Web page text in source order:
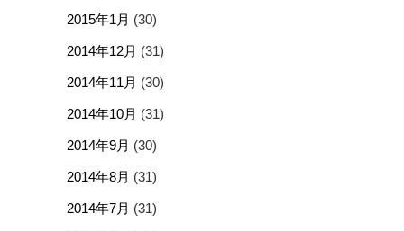
2015年1月 (30)
2014年12月 (31)
2014年11月 (30)
2014年10月 (31)
2014年9月 (30)
2014年8月 (31)
2014年7月 (31)